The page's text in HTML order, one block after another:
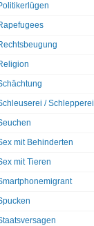
/ Schlepperei
mit Behinderten
mit Tieren